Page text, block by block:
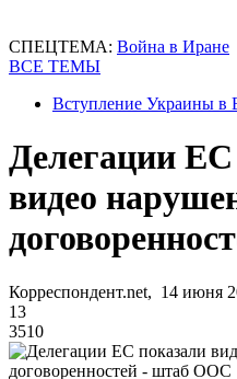
СПЕЦТЕМА: Война в Иране
ВСЕ ТЕМЫ
Вступление Украины в
Делегации ЕС
видео
Корреспондент.net, 14 июня
13
3510